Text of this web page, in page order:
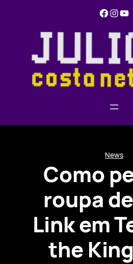
Facebook Instagram YouTube
News
Como
roupa
Link em
the